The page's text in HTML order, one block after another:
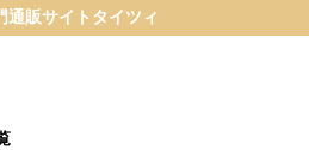
通販サイト タイツィ